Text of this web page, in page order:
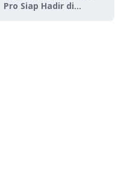
Pro Siap Hadir di